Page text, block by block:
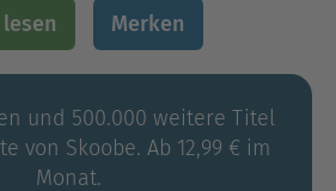
Merken
und 500.000 weitere Titel
von Skoobe. Ab 12,99 € im
Monat.